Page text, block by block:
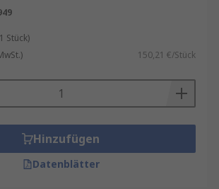
Stück)
150,21 €/Stück
Hinzufügen
Datenblätter